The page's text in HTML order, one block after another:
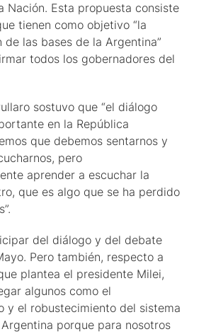
Nación. Esta propuesta consiste
tienen como objetivo “la
de las bases de la Argentina”
todos los gobernadores del
sostuvo que “el diálogo
en la República
que debemos sentarnos y
pero
aprender a escuchar la
que es algo que se ha perdido
del diálogo y del debate
Pero también, respecto a
plantea el presidente Milei,
algunos como el
y el robustecimiento del sistema
porque para nosotros